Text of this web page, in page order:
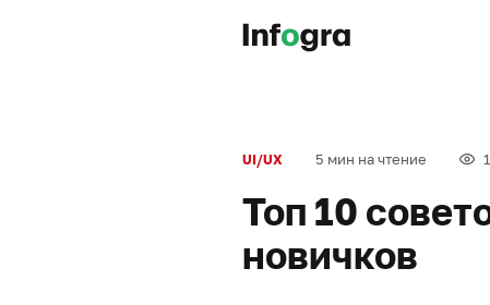
UI/UX 5 мин на чтение
Топ 10
новичков